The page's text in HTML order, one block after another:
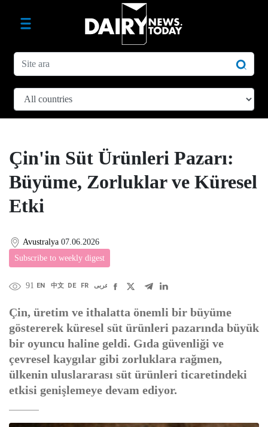
Çin'in Süt Ürünleri Pazarı:
Büyüme, Zorluklar ve Küresel
Etki
Avustralya 07.06.2026
Subscribe to weekly digest
91 EN 中文 DE FR عربى
Çin, üretim ve ithalatta önemli bir büyüme
göstererek küresel süt ürünleri pazarında büyük
bir oyuncu haline geldi. Gıda güvenliği ve
çevresel kaygılar gibi zorluklara rağmen,
ülkenin uluslararası süt ürünleri ticaretindeki
etkisi genişlemeye devam ediyor.